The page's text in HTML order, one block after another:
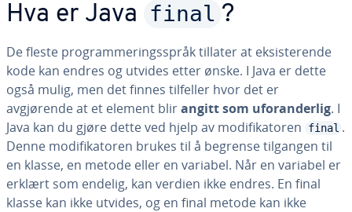
Hva er Java final ?
De fleste programmeringsspråk tillater at eksisterende
kode kan endres og utvides etter ønske. I Java er dette
også mulig, men det finnes tilfeller hvor det er
avgjørende at et element blirangitt som uforanderlig. I
Java kan du gjøre dette ved hjelp av modifikatoren
final .
Denne modifikatoren brukes til å begrense tilgangen til
en klasse, en metode eller en variabel. Når en variabel er
erklært som endelig, kan verdien ikke endres. En final
klasse kan ikke utvides, og en final metode kan ikke